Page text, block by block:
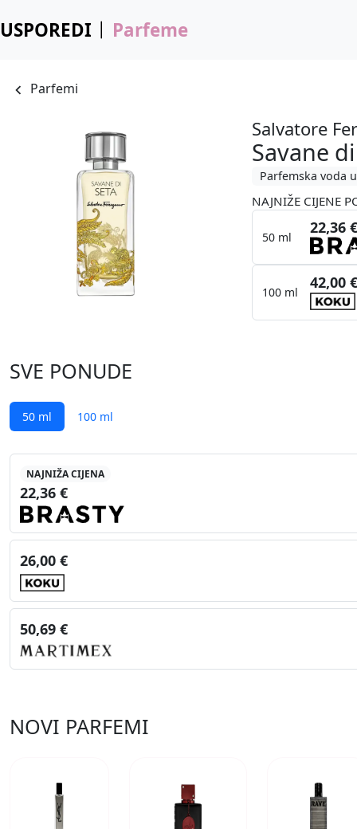
USPOREDI Parfeme
Parfemi
Salvatore
Savane
Parfemska voda
NAJNIŽE CIJENE
50 ml
22,36
100 ml
42,00
SVE PONUDE
50 ml 100 ml
NAJNIŽA CIJENA
22,36 €
26,00 €
50,69 €
NOVI PARFEMI